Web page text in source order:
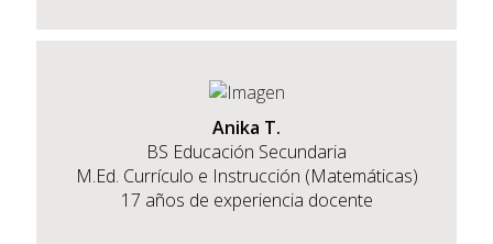
Anika T.
BS Educación Secundaria
M.Ed. Currículo e Instrucción (Matemáticas)
17 años de experiencia docente